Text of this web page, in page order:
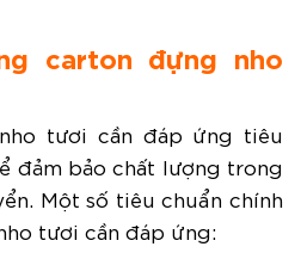
carton đựng nho
tươi cần đáp ứng tiêu
đảm bảo chất lượng trong
Một số tiêu chuẩn chính
tươi cần đáp ứng: